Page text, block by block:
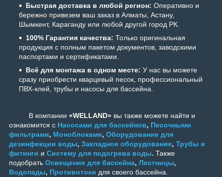
Быстрая доставка в любой регион: Оперативно и
бережно привезем ваш заказ в Алматы, Астану,
Шымкент, Караганду или любой другой город РК.
100% Гарантия качества: Только оригинальная
продукция с полным пакетом документов, заводскими
паспортами и сертификатами.
Всё для монтажа в одном месте: У нас вы можете
сразу приобрести кварцевый песок, профессиональный
ПВХ-клей, трубы и насосы для бассейна.
В компании «WELLAND» вы также можете найти и
ознакомится с Насосами для бассейнов, Песочными
фильтрами, Моноблоками, Оборудование для
дезинфекции воды, Закладное оборудование, Трубы и
фитинги и Систему для подогрева воды. Также
подобрать Освещение для бассейна, Лестницы,
Водопады, Противотоки для своего бассейна.